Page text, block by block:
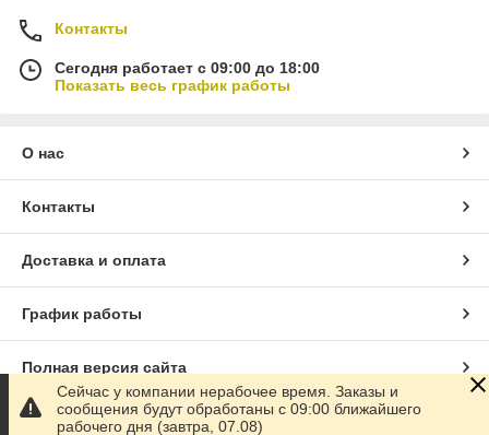
Контакты
Сегодня работает с 09:00 до 18:00
Показать весь график работы
О нас
Контакты
Доставка и оплата
График работы
Полная версия сайта
Сайт создан на маркетплейсеSatu.kz
Сейчас у компании нерабочее время. Заказы и
сообщения будут обработаны с 09:00 ближайшего
рабочего дня (завтра, 07.08)